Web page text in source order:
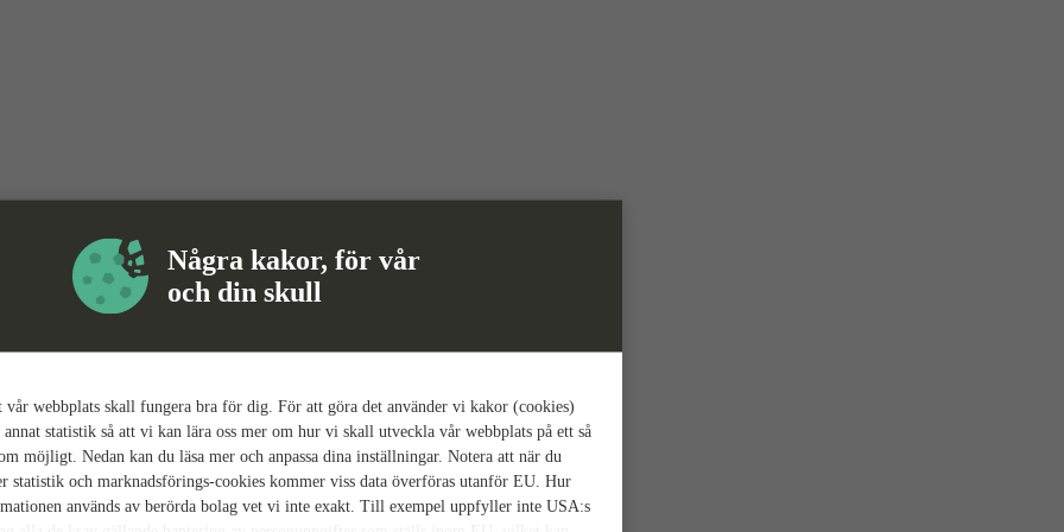
Några kakor, för vår
och din skull
webbplats skall fungera bra för dig. För att göra det använder vi kakor (cookies)
statistik så att vi kan lära oss mer om hur vi skall utveckla vår webbplats på ett så
möjligt. Nedan kan du läsa mer och anpassa dina inställningar. Notera att när du
statistik och marknadsförings-cookies kommer viss data överföras utanför EU. Hur
används av berörda bolag vet vi inte exakt. Till exempel uppfyller inte USA:s